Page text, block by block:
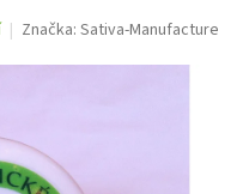
Značka: Sativa-Manufacture